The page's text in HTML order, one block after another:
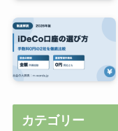
カテゴリー